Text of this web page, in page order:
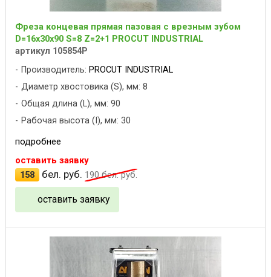
Фреза концевая прямая пазовая с врезным зубом
D=16x30x90 S=8 Z=2+1 PROCUT INDUSTRIAL
артикул 105854P
Производитель: PROCUT INDUSTRIAL
Диаметр хвостовика (S), мм: 8
Общая длина (L), мм: 90
Рабочая высота (I), мм: 30
подробнее
оставить заявку
158
бел. руб. 190бел. руб.
оставить заявку